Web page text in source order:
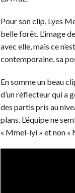
Pour son clip, Lyes
belle forêt. L’image
avec elle, mais ce
contemporaine, sa
En somme un beau
d’un réflecteur qui a
des partis pris au
plans. L’équipe ne
« Mmel-iyi » et non «